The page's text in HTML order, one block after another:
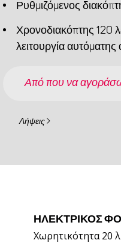
Ρυθμιζόμενος
Χρονοδιακόπτης 120
λειτουργία
Από που να
Λήψεις
ΗΛΕΚΤΡΙΚΌΣ
Χωρητικότητα 20